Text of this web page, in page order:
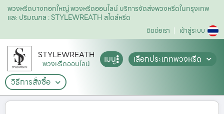
พวงหรีดบางกอกใหญ่ พวงหรีดออนไลน์ บริการจัดส่งพวงหรีดในกรุงเทพ
และ ปริมณฑล : STYLEWREATH สไตล์หรีด
ติดต่อเรา เข้าสู่ระบบ
STYLEWREATH
พวงหรีดออนไลน์ เมนู
เลือกประเภทพวงหรีด
วิธีการสั่งซื้อ